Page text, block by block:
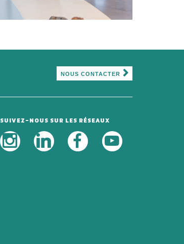
NOUS CONTACTER
SUIVEZ-NOUS SUR LES RÉSEAUX